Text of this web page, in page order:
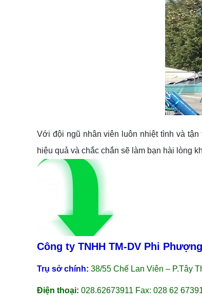
Với đội ngũ nhân viên luôn nhiệt tình và
hiệu quả và chắc chắn sẽ làm bạn hài lòng
Công ty TNHH TM-DV Phi
Trụ sở chính: 38/55 Chế Lan Viên – P.Tây
Điện thoại: 028.62673911 Fax: 028 62